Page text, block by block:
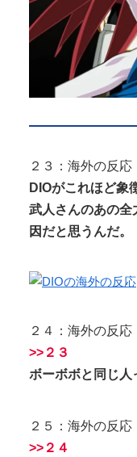
２３：海外の反応
DIOがこれほど象
武人さんのあの全
因だと思うんだ。
２４：海外の反応
>>２３
ボーボボと同じ人
２５：海外の反応
>>２４